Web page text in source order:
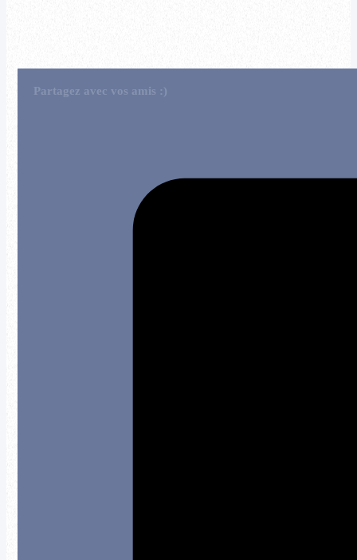
Partagez avec vos amis :)